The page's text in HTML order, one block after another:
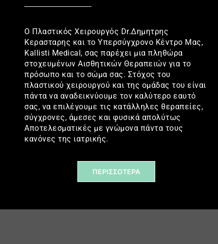
Ο Πλαστικός Χειρουργός Dr.Δημητρης
Κερασταρης και το Υπερσύγχρονο Κέντρο Μας,
Kallisti Medical, σας παρέχει μια πληθώρα
στοχευμένων Αισθητικών Θεραπειών για το
πρόσωπο και το σώμα σας. Στόχος του
πλαστικού χειρουργού και της ομάδας του είναι
πάντα να αναδεικνύουμε τον καλύτερο εαυτό
σας, να επιλέγουμε τις κατάλληλες θεραπείες,
σύγχρονες, άμεσες και φυσικά απολύτως
Αποτελεσματικές με γνώμονα πάντα τους
κανόνες της ιατρικής.
ΠΕΡΙΣΣΟΤΕΡΑ